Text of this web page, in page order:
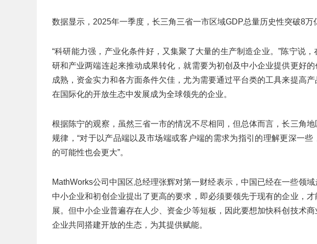
数据显示，2025年一季度，长三角三省一市区域GDP总量历史性突破8万
“科研能力强，产业化条件好，又集聚了大量的生产制造企业。”陈宁说
研和产业两端连起来推动成果转化，就需要为初创及中小企业提供更好
成熟，资金实力和各方面条件欠佳，尤为需要通过平台类的工具来提高
在国际化的开放生态中发展成为全球领先的企业。
根据陈宁的观察，虽然三省一市的情况不尽相同，但总体而言，长三角
规律，“对于以产品端以及市场端或客户端的需求为指引的理解更深一
的可能性也会更大”。
MathWorks公司中国区总经理张辉对第一财经表示，中国已经在一些领
中小企业和初创企业提出了更高的要求，即必须要领先于现有的企业，
展。但中小企业普遍存在人少、资金少等短板，因此要想加快科创技术
企业共同搭建开放的生态，为其提供赋能。